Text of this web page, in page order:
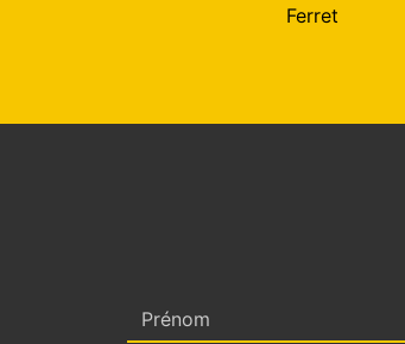
Ferret